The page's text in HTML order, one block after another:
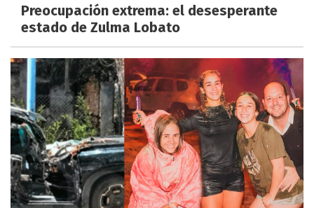
Preocupación extrema: el desesperante
estado de Zulma Lobato